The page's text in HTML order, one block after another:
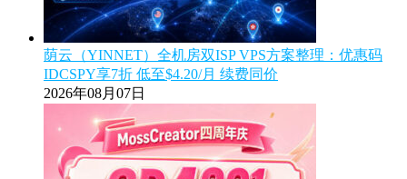
荫云（YINNET）全机房双ISP VPS方案整理：优惠码
IDCSPY享7折 低至$4.20/月 续费同价
2026年08月07日